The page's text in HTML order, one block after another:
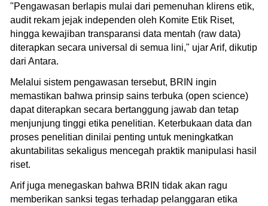
"Pengawasan berlapis mulai dari pemenuhan klirens etik,
audit rekam jejak independen oleh Komite Etik Riset,
hingga kewajiban transparansi data mentah (raw data)
diterapkan secara universal di semua lini," ujar Arif, dikutip
dari Antara.
Melalui sistem pengawasan tersebut, BRIN ingin
memastikan bahwa prinsip sains terbuka (open science)
dapat diterapkan secara bertanggung jawab dan tetap
menjunjung tinggi etika penelitian. Keterbukaan data dan
proses penelitian dinilai penting untuk meningkatkan
akuntabilitas sekaligus mencegah praktik manipulasi hasil
riset.
Arif juga menegaskan bahwa BRIN tidak akan ragu
memberikan sanksi tegas terhadap pelanggaran etika